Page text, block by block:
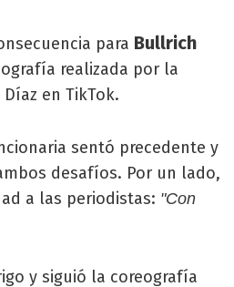
para Bullrich
realizada por la
en TikTok.
sentó precedente y
desafíos. Por un lado,
a las periodistas: "Con
y siguió la coreografía